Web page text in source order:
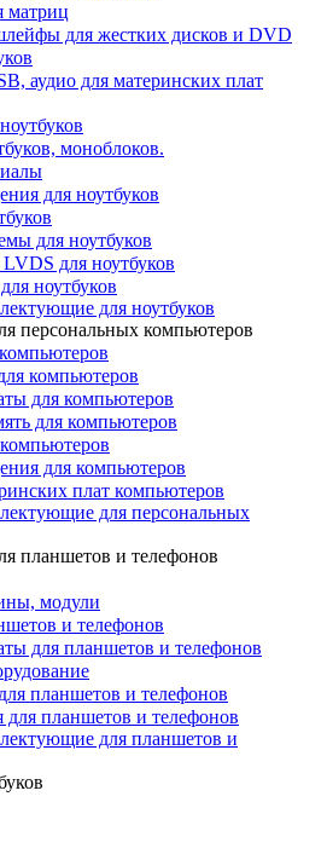
матриц
для жестких дисков и DVD
аудио для материнских плат
моноблоков.
для ноутбуков
для ноутбуков
для ноутбуков
ноутбуков
для ноутбуков
персональных компьютеров
компьютеров
для компьютеров
для компьютеров
для компьютеров
плат компьютеров
для персональных
планшетов и телефонов
модули
и телефонов
для планшетов и телефонов
планшетов и телефонов
для планшетов и телефонов
для планшетов и